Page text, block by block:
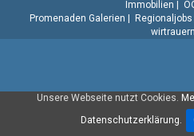
Unsere Webseite nutzt Cookies.
Datenschutzerklärung.
Immobilien
Promenaden Galerien
Regionaljobs